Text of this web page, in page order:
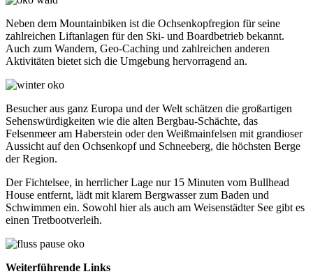
Neben dem Mountainbiken ist die Ochsenkopfregion für seine
zahlreichen Liftanlagen für den Ski- und Boardbetrieb bekannt.
Auch zum Wandern, Geo-Caching und zahlreichen anderen
Aktivitäten bietet sich die Umgebung hervorragend an.
Besucher aus ganz Europa und der Welt schätzen die großartigen
Sehenswürdigkeiten wie die alten Bergbau-Schächte, das
Felsenmeer am Haberstein oder den Weißmainfelsen mit grandioser
Aussicht auf den Ochsenkopf und Schneeberg, die höchsten Berge
der Region.
Der Fichtelsee, in herrlicher Lage nur 15 Minuten vom Bullhead
House entfernt, lädt mit klarem Bergwasser zum Baden und
Schwimmen ein. Sowohl hier als auch am Weisenstädter See gibt es
einen Tretbootverleih.
Weiterführende Links